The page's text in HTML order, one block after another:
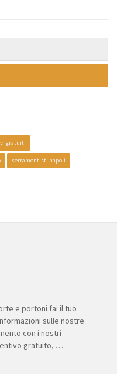
gratuiti
serramentisti napoli
e portoni fai il tuo
sulle nostre
con i nostri
gratuito, …